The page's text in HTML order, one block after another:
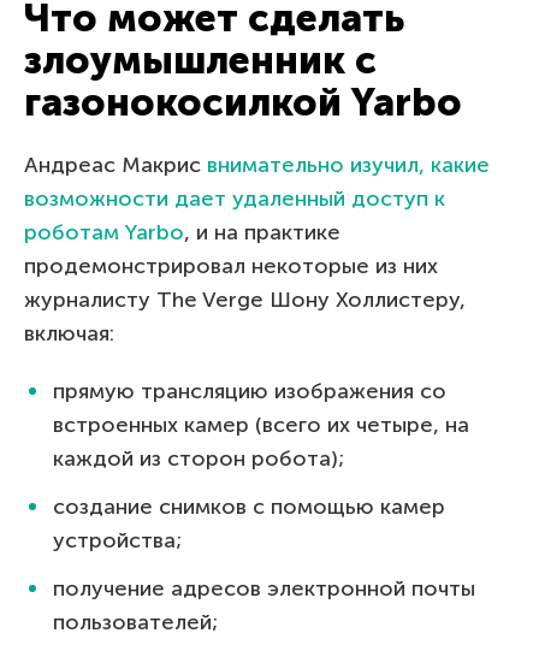
Что может сделать
злоумышленник с
газонокосилкой Yarbo
Андреас Макрис внимательно изучил, какие
возможности дает удаленный доступ к
роботам Yarbo, и на практике
продемонстрировал некоторые из них
журналисту The Verge Шону Холлистеру,
включая:
прямую трансляцию изображения со
встроенных камер (всего их четыре, на
каждой из сторон робота);
создание снимков с помощью камер
устройства;
получение адресов электронной почты
пользователей;